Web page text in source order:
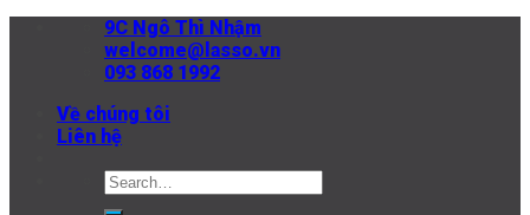
9C Ngô Thì Nhậm
welcome@lasso.vn
093 868 1992
Về chúng tôi
Liên hệ